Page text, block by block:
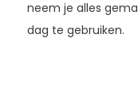
neem je alles
dag te gebruiken.